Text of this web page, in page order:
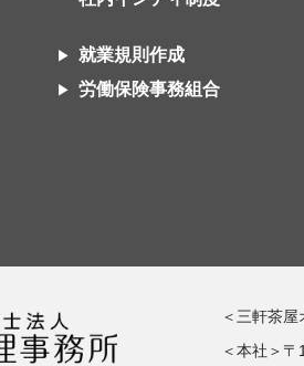
就業規則作成
労働保険事務組合
＜三軒茶
＜本社＞